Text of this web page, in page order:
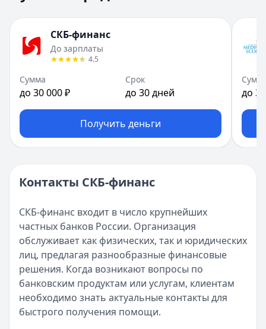
СКБ-финанс
До зарплаты
4.5
Сумма
до 30 000 ₽
Срок
до 30 дней
Получить деньги
до
Контакты СКБ-финанс
СКБ-финанс входит в число крупнейших
частных банков России. Организация
обслуживает как физических, так и юридических
лиц, предлагая разнообразные финансовые
решения. Когда возникают вопросы по
банковским продуктам или услугам, клиентам
необходимо знать актуальные контакты для
быстрого получения помощи.